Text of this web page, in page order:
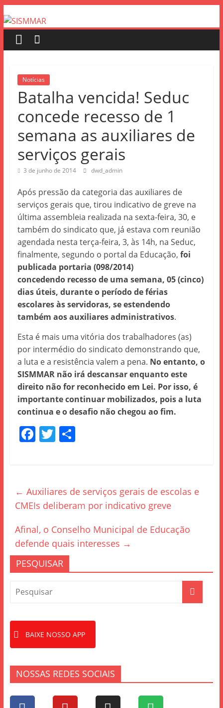
Notícias
Batalha vencida! Seduc
concede recesso de 1
semana as auxiliares de
serviços gerais
3 de junho de 2014 dwd_admin
Após pressão da categoria das auxiliares de
serviços gerais que, tirou indicativo de greve na
última assembleia realizada na sexta-feira, 30, e
também do sindicato que, já estava com reunião
agendada nesta terça-feira, 3, às 14h, na Seduc,
finalmente, segundo o portal da Educação, foi
publicada portaria (098/2014)
concedendo recesso de uma semana, 05 (cinco)
dias úteis, durante o período de férias
escolares às servidoras, se estendendo
também aos auxiliares administrativos.
Esta é mais uma vitória dos trabalhadores (as)
por intermédio do sindicato demonstrando que,
a luta e a resistência valem a pena. No entanto, o
SISMMAR não irá descansar enquanto este
direito não for reconhecido em Lei. Por isso, é
importante continuar mobilizados, pois a luta
continua e o desafio não chegou ao fim.
F
b
o
o
k
T S
← Auxiliares de serviços gerais de escolas e
CMEIs deliberam por indicativo greve
Afinal, o Conselho Municipal de Educação
defende quais interesses →
PESQUISAR
BAIXE NOSSO APP
NOSSAS REDES SOCIAIS